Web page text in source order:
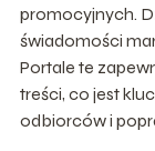
promocyjnych.
świadomości
Portale te
treści, co jest
odbiorców i